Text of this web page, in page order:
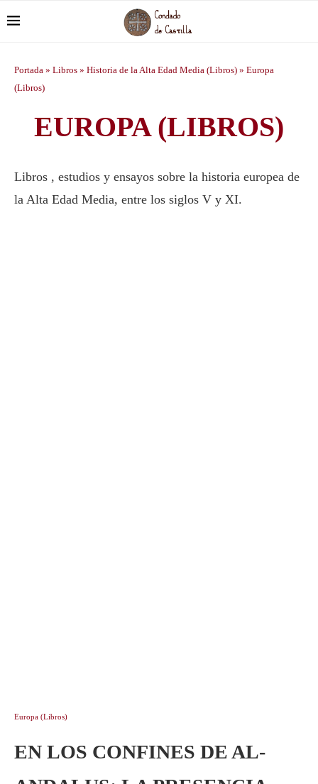
Portada » Libros » Historia de la Alta Edad Media (Libros) » Europa
(Libros)
EUROPA (LIBROS)
Libros , estudios y ensayos sobre la historia europea de
la Alta Edad Media, entre los siglos V y XI.
Europa (Libros)
EN LOS CONFINES DE AL-